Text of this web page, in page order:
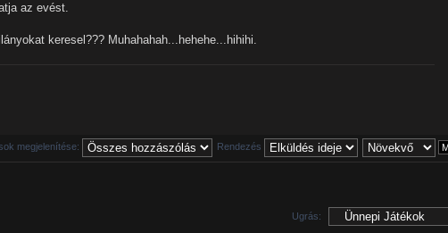
az evést.
keresel??? Muhahahah...hehehe...hihihi.
megjelenítése: Rendezés
Ugrás: